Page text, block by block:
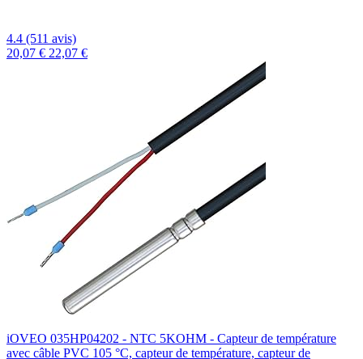
4.4 (511 avis)
20,07 € 22,07 €
iOVEO 035HP04202 - NTC 5KOHM - Capteur de température
avec câble PVC 105 °C, capteur de température, capteur de